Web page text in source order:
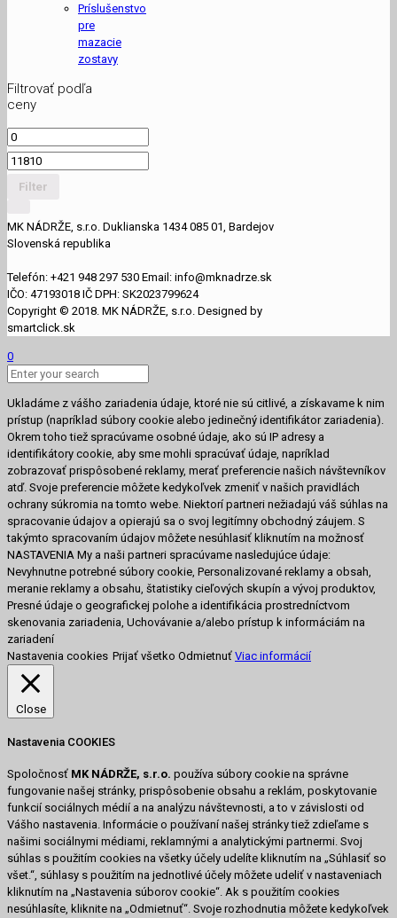
Príslušenstvo
pre
mazacie
zostavy
Filtrovať podľa
ceny
Filter
MK NÁDRŽE, s.r.o. Duklianska 1434 085 01, Bardejov
Slovenská republika
Telefón: +421 948 297 530 Email: info@mknadrze.sk
IČO: 47193018 IČ DPH: SK2023799624
Copyright © 2018. MK NÁDRŽE, s.r.o. Designed by
smartclick.sk
0
Ukladáme z vášho zariadenia údaje, ktoré nie sú citlivé, a získavame k nim
prístup (napríklad súbory cookie alebo jedinečný identifikátor zariadenia).
Okrem toho tiež spracúvame osobné údaje, ako sú IP adresy a
identifikátory cookie, aby sme mohli spracúvať údaje, napríklad
zobrazovať prispôsobené reklamy, merať preferencie našich návštevníkov
atď. Svoje preferencie môžete kedykoľvek zmeniť v našich pravidlách
ochrany súkromia na tomto webe. Niektorí partneri nežiadajú váš súhlas na
spracovanie údajov a opierajú sa o svoj legitímny obchodný záujem. S
takýmto spracovaním údajov môžete nesúhlasiť kliknutím na možnosť
NASTAVENIA My a naši partneri spracúvame nasledujúce údaje:
Nevyhnutne potrebné súbory cookie, Personalizované reklamy a obsah,
meranie reklamy a obsahu, štatistiky cieľových skupín a vývoj produktov,
Presné údaje o geografickej polohe a identifikácia prostredníctvom
skenovania zariadenia, Uchovávanie a/alebo prístup k informáciám na
zariadení
Nastavenia cookies Prijať všetko Odmietnuť Viac informácií
Close
Nastavenia COOKIES
Spoločnosť MK NÁDRŽE, s.r.o. používa súbory cookie na správne
fungovanie našej stránky, prispôsobenie obsahu a reklám, poskytovanie
funkcií sociálnych médií a na analýzu návštevnosti, a to v závislosti od
Vášho nastavenia. Informácie o používaní našej stránky tiež zdieľame s
našimi sociálnymi médiami, reklamnými a analytickými partnermi. Svoj
súhlas s použitím cookies na všetky účely udelíte kliknutím na „Súhlasiť so
všet.“, súhlasy s použitím na jednotlivé účely môžete udeliť v nastaveniach
kliknutím na „Nastavenia súborov cookie“. Ak s použitím cookies
nesúhlasíte, kliknite na „Odmietnuť“. Svoje rozhodnutia môžete kedykoľvek